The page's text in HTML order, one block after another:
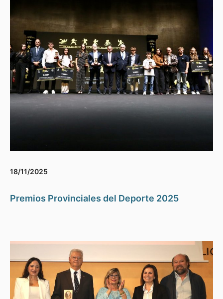
18/11/2025
Premios Provinciales del Deporte 2025